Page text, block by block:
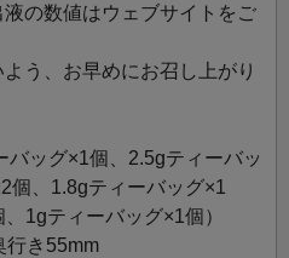
ンスを保つためのハーブティ
さしくサポート。 毎日のセル
の数値はウェブサイトをご
う、お早めにお召し上がり
ッグ×1個、2.5gティーバッ
個、1.8gティーバッグ×1
1gティーバッグ×1個）
行き55mm